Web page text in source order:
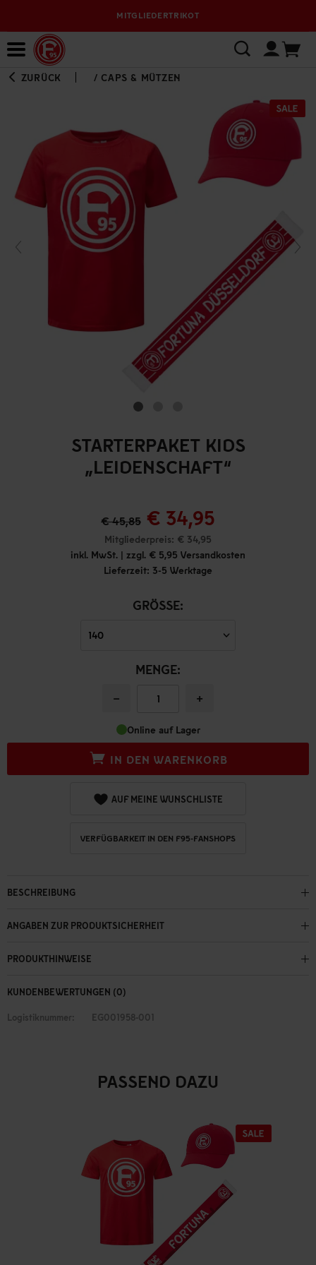
MITGLIEDERTRIKOT
ZURÜCK / CAPS & MÜTZEN
STARTERPAKET KIDS
„LEIDENSCHAFT“
€ 45,85 € 34,95
Mitgliederpreis: € 34,95
inkl. MwSt. | zzgl. € 5,95 Versandkosten
Lieferzeit: 3-5 Werktage
GRÖSSE:
MENGE:
− +
Online auf Lager
IN DEN WARENKORB
AUF MEINE WUNSCHLISTE
VERFÜGBARKEIT IN DEN F95-FANSHOPS
BESCHREIBUNG
ANGABEN ZUR PRODUKTSICHERHEIT
PRODUKTHINWEISE
KUNDENBEWERTUNGEN (0)
Logistiknummer: EG001958-001
PASSEND DAZU